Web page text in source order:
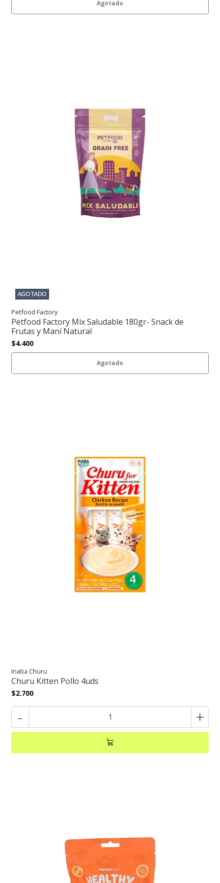
Agotado
AGOTADO
Petfood Factory
Petfood Factory Mix Saludable 180gr- Snack de
Frutas y Maní Natural
$4.400
Agotado
Inaba Churu
Churu Kitten Pollo 4uds
$2.700
- +